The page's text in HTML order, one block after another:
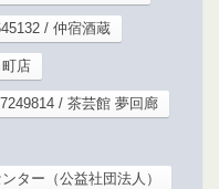
/ 仲宿酒蔵
店
/ 茶芸館 夢回廊
ター（公益社団法人）